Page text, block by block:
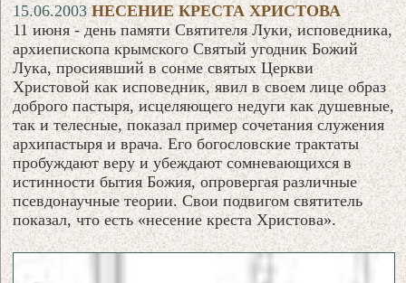
15.06.2003НЕСЕНИЕ КРЕСТА ХРИСТОВА
11 июня - день памяти Святителя Луки, исповедника,
архиепископа крымского Святый угодник Божий
Лука, просиявший в сонме святых Церкви
Христовой как исповедник, явил в своем лице образ
доброго пастыря, исцеляющего недуги как душевные,
так и телесные, показал пример сочетания служения
архипастыря и врача. Его богословские трактаты
пробуждают веру и убеждают сомневающихся в
истинности бытия Божия, опровергая различные
псевдонаучные теории. Свои подвигом святитель
показал, что есть «несение креста Христова».